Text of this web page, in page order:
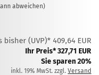
abweichen)
bisher (UVP)* 409,64 EUR
Ihr Preis* 327,71 EUR
Sie sparen 20%
inkl. 19% MwSt. zzgl. Versand